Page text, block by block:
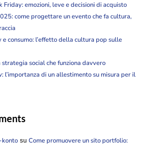
Friday: emozioni, leve e decisioni di acquisto
come progettare un evento che fa cultura,
consumo: l’effetto della cultura pop sulle
social che funziona davvero
l’importanza di un allestimento su misura per il
konto suCome promuovere un sito portfolio: